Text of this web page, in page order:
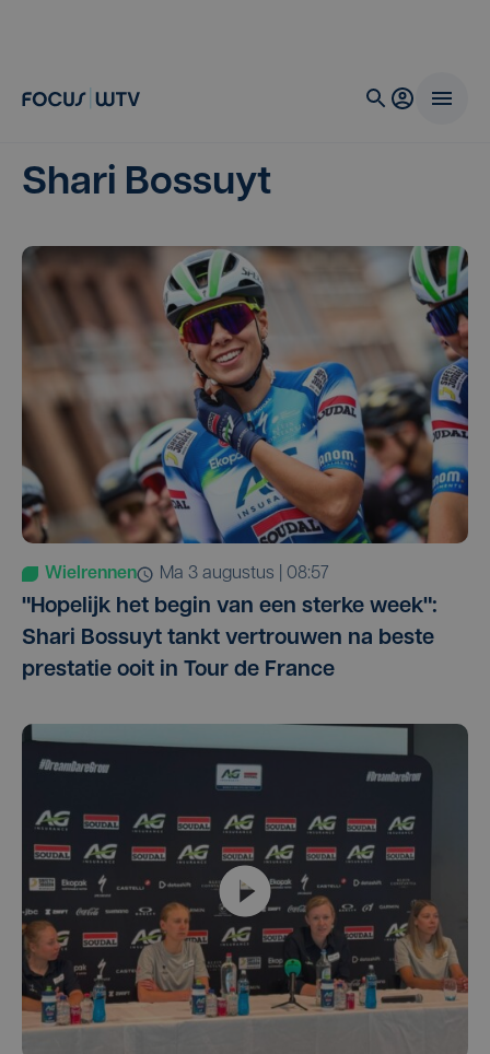
Shari Bossuyt
Wielrennen ma 3 augustus | 08:57
"Hopelijk het begin van een sterke week":
Shari Bossuyt tankt vertrouwen na beste
prestatie ooit in Tour de France